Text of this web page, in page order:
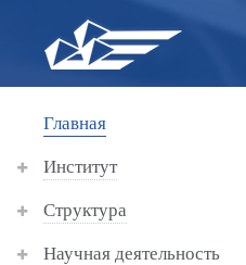
Главная
Институт
Структура
Научная деятельность